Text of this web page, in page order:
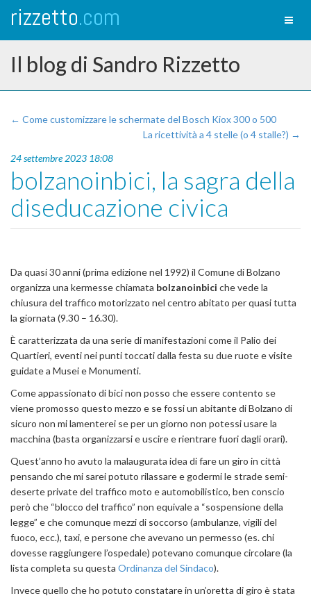
rizzetto.com
Il blog di Sandro Rizzetto
← Come customizzare le schermate del Bosch Kiox 300 o 500
La ricettività a 4 stelle (o 4 stalle?) →
24 settembre 2023 18:08
bolzanoinbici, la sagra della
diseducazione civica
Da quasi 30 anni (prima edizione nel 1992) il Comune di Bolzano
organizza una kermesse chiamata bolzanoinbici che vede la
chiusura del traffico motorizzato nel centro abitato per quasi tutta
la giornata (9.30 – 16.30).
È caratterizzata da una serie di manifestazioni come il Palio dei
Quartieri, eventi nei punti toccati dalla festa su due ruote e visite
guidate a Musei e Monumenti.
Come appassionato di bici non posso che essere contento se
viene promosso questo mezzo e se fossi un abitante di Bolzano di
sicuro non mi lamenterei se per un giorno non potessi usare la
macchina (basta organizzarsi e uscire e rientrare fuori dagli orari).
Quest’anno ho avuto la malaugurata idea di fare un giro in città
pensando che mi sarei potuto rilassare e godermi le strade semi-
deserte private del traffico moto e automobilistico, ben conscio
però che “blocco del traffico” non equivale a “sospensione della
legge” e che comunque mezzi di soccorso (ambulanze, vigili del
fuoco, ecc.), taxi, e persone che avevano un permesso (es. chi
dovesse raggiungere l’ospedale) potevano comunque circolare (la
lista completa su questa Ordinanza del Sindaco).
Invece quello che ho potuto constatare in un’oretta di giro è stata